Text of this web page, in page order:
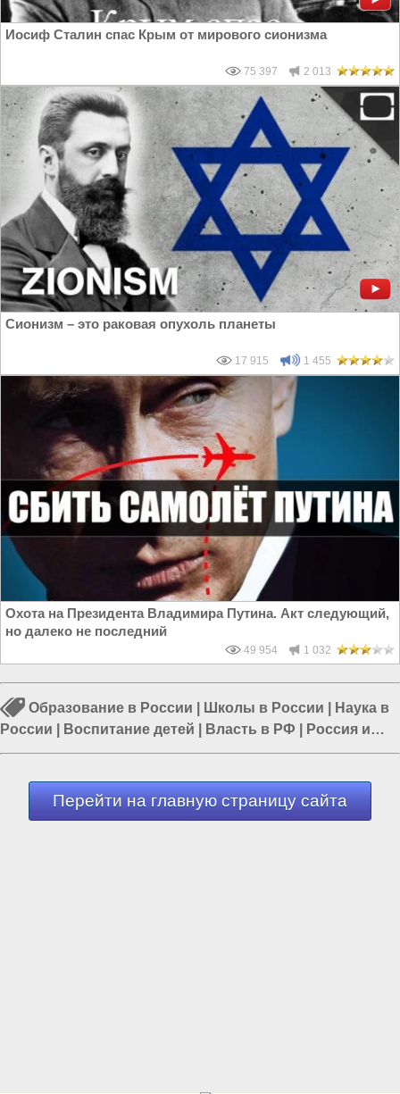
Иосиф Сталин спас Крым от мирового сионизма
75 397 2 013
Сионизм – это раковая опухоль планеты
17 915 1 455
Охота на Президента Владимира Путина. Акт следующий,
но далеко не последний
49 954 1 032
Образование в России Школы в России
Наука в
России
Воспитание детей Власть в РФ
Россия и
Евразия|Политика в России
Перейти на главную страницу сайта